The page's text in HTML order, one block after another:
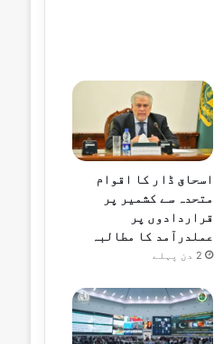
اسحاق ڈار کا اقوام
متحدہ سے کشمیر پر
قراردادوں پر
عملدرآمد کا مطالبہ
2 دن پہلے